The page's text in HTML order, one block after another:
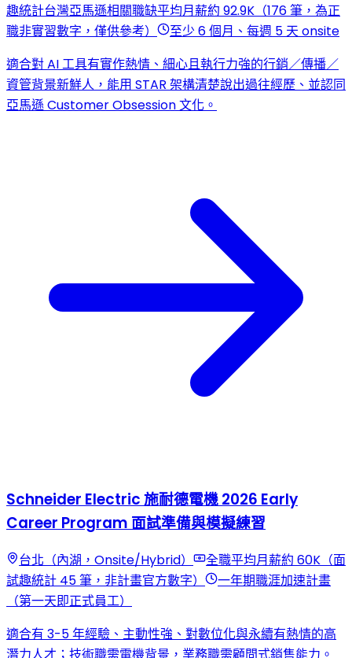
趣統計台灣亞馬遜相關職缺平均月薪約 92.9K（176 筆，為正
職非實習數字，僅供參考）
至少 6 個月、每週 5 天 onsite
適合對 AI 工具有實作熱情、細心且執行力強的行銷／傳播／
資管背景新鮮人，能用 STAR 架構清楚說出過往經歷、並認同
亞馬遜 Customer Obsession 文化。
Schneider Electric 施耐德電機 2026 Early
Career Program 面試準備與模擬練習
台北（內湖，Onsite/Hybrid）
全職平均月薪約 60K（面
試趣統計 45 筆，非計畫官方數字）
一年期職涯加速計畫
（第一天即正式員工）
適合有 3-5 年經驗、主動性強、對數位化與永續有熱情的高